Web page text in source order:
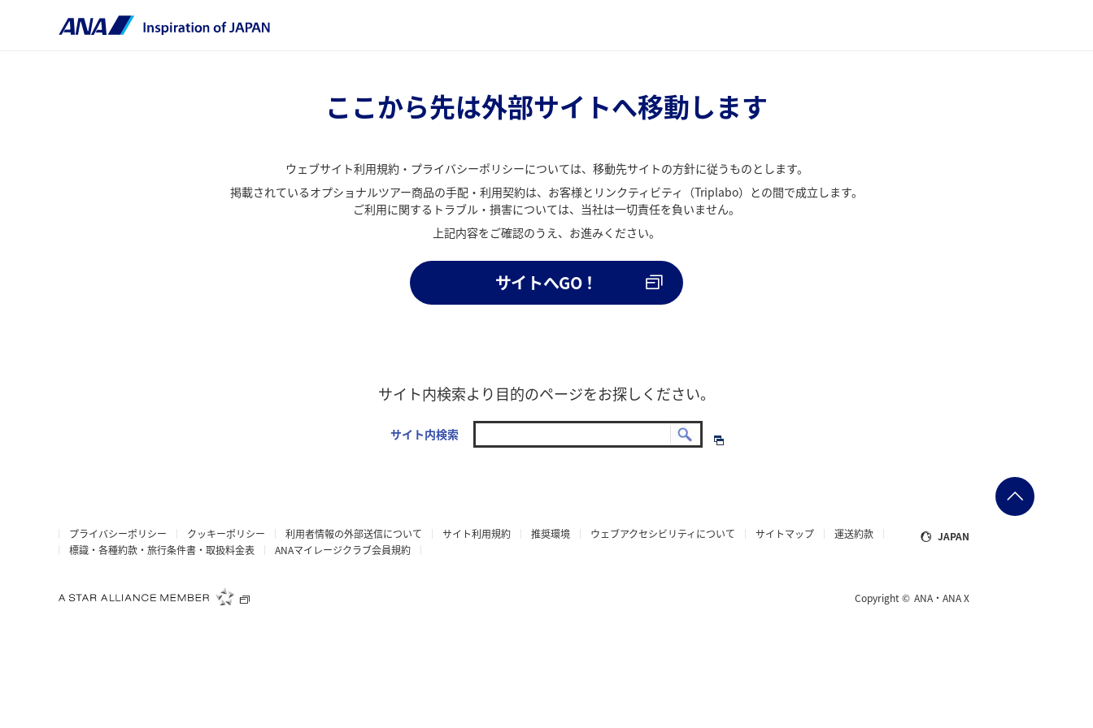
ここから先は外部サイトへ移動します
ウェブサイト利用規約・プライバシーポリシーについては、移動先サイトの方針に従うものとします。
掲載されているオプショナルツアー商品の手配・利用契約は、お客様とリンクティビティ（Triplabo）との間で成立します。
ご利用に関するトラブル・損害については、当社は一切責任を負いません。
上記内容をご確認のうえ、お進みください。
サイトへGO！
サイト内検索より目的のページをお探しください。
サイト内検索
プライバシーポリシー クッキーポリシー 利用者情報の外部送信について サイト利用規約 推奨環境 ウェブアクセシビリティについて サイトマップ
運送約款
標識・各種約款・旅行条件書・取扱料金表
ANAマイレージクラブ会員規約
JAPAN
Copyright © ANA・ANA X